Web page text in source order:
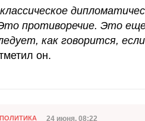
противоречие. Это
как говорится,
он.
Категория
ПОЛИТИКА 24 июня, 08:22